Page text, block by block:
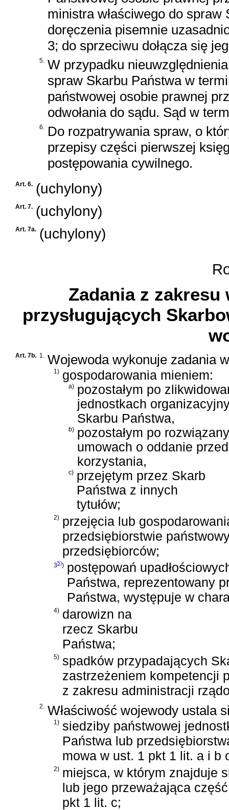
ministra właściwego do
doręczenia pisemnie
3; do sprzeciwu dołącza się
5. W przypadku
spraw Skarbu Państwa w
państwowej osobie prawnej
odwołania do sądu. Sąd w
6. Do rozpatrywania spraw, o
przepisy części pierwszej
postępowania cywilnego.
Art. 6. (uchylony)
Art. 7. (uchylony)
Art. 7a. (uchylony)
Zadania z
przysługujących
Art. 7b. 1. Wojewoda wykonuje zadania
1) gospodarowania mieniem:
a) pozostałym po
jednostkach
Skarbu Państwa,
b) pozostałym po
umowach o oddanie
korzystania,
c) przejętym przez Skarb
Państwa z innych
tytułów;
2) przejęcia lub
przedsiębiorstwie
przedsiębiorców;
35)) postępowań
Państwa, reprezentowany
Państwa, występuje w
4) darowizn na
rzecz Skarbu
Państwa;
5) spadków przypadających
zastrzeżeniem kompetencji
z zakresu administracji
2. Właściwość wojewody ustala
1) siedziby państwowej
Państwa lub
mowa w ust. 1 pkt 1 lit. a i b
2) miejsca, w którym znajduje
lub jego przeważająca
pkt 1 lit. c;